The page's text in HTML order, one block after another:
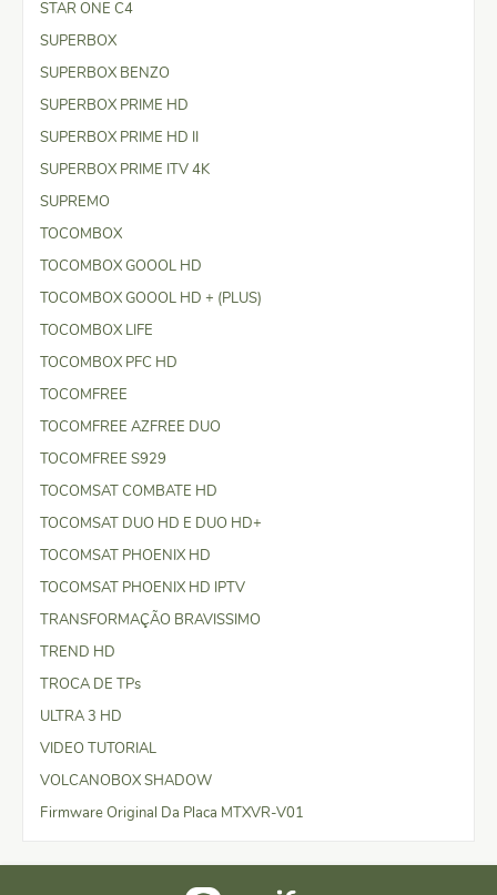
STAR ONE C4
SUPERBOX
SUPERBOX BENZO
SUPERBOX PRIME HD
SUPERBOX PRIME HD II
SUPERBOX PRIME ITV 4K
SUPREMO
TOCOMBOX
TOCOMBOX GOOOL HD
TOCOMBOX GOOOL HD + (PLUS)
TOCOMBOX LIFE
TOCOMBOX PFC HD
TOCOMFREE
TOCOMFREE AZFREE DUO
TOCOMFREE S929
TOCOMSAT COMBATE HD
TOCOMSAT DUO HD E DUO HD+
TOCOMSAT PHOENIX HD
TOCOMSAT PHOENIX HD IPTV
TRANSFORMAÇÃO BRAVISSIMO
TREND HD
TROCA DE TPs
ULTRA 3 HD
VIDEO TUTORIAL
VOLCANOBOX SHADOW
Firmware Original Da Placa MTXVR-V01